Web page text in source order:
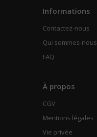
Informations
Contactez-nous
Qui sommes-nous
FAQ
À propos
CGV
Mentions légales
Vie privée